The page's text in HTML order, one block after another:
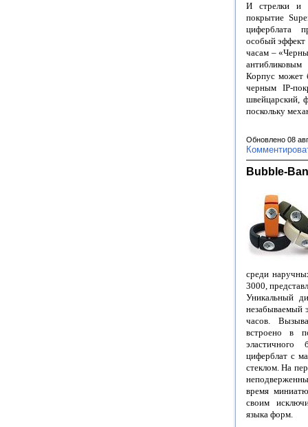
И стрелки и
покрытие
циферблата
особый эффект
часам –
Корпус может
черным IP-
швейцарский,
поскольку
Обновлено 08
Bubble-
среди
3000,
Уникальный
незабываемый
часов.
встроено в
эластичного
циферблат с
стеклом. На
время
своим
языка форм.